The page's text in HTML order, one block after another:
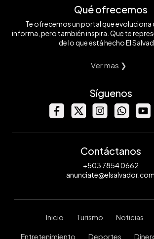
Qué ofrecemos
Te ofrecemos un portal que
informa, pero también inspira. Que te
de lo que está hecho El
Ver mas ❯
Síguenos
Contáctanos
+503 7854 0662
anunciate@elsalvador.com
Inicio Turismo Noticias
Entretenimiento Deportes